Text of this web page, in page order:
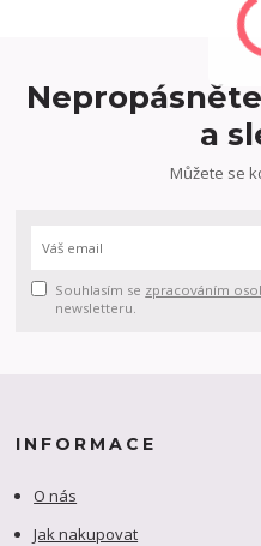
a
Můžete se
Souhlasím se zpracováním
newsletteru.
INFORMACE
O nás
Jak nakupovat